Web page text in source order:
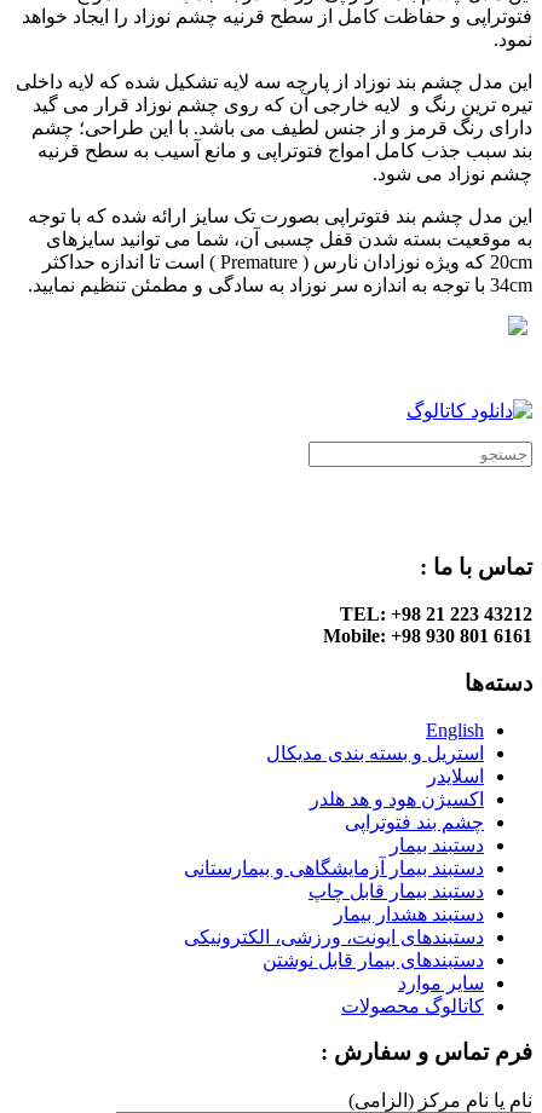
فتوتراپی و حفاظت کامل از سطح قرنیه چشم نوزاد را ایجاد خواهد
نمود.
این مدل چشم بند نوزاد از پارچه سه لایه تشکیل شده که لایه داخلی
تیره ترین رنگ و لایه خارجی آن که روی چشم نوزاد قرار می گید
دارای رنگ قرمز و از جنس لطیف می باشد. با این طراحی؛ چشم
بند سبب جذب کامل امواج فتوتراپی و مانع آسیب به سطح قرنیه
چشم نوزاد می شود.
این مدل چشم بند فتوتراپی بصورت تک سایز ارائه شده که با توجه
به موقعیت بسته شدن قفل چسبی آن، شما می توانید سایزهای
20cm که ویژه نوزادان نارس ( Premature ) است تا اندازه حداکثر
34cm با توجه به اندازه سر نوزاد به سادگی و مطمئن تنظیم نمایید.
تماس با ما :
TEL: +98 21 223 43212
Mobile: +98 930 801 6161
دسته‌ها
English
استریل و بسته بندی مدیکال
اسلایدر
اکسیژن هود و هد هلدر
چشم بند فتوتراپی
دستبند بیمار
دستبند بیمار آزمایشگاهی و بیمارستانی
دستبند بیمار قابل چاپ
دستبند هشدار بیمار
دستبندهای ایونت، ورزشی، الکترونیکی
دستبندهای بیمار قابل نوشتن
سایر موارد
کاتالوگ محصولات
فرم تماس و سفارش :
نام یا نام مرکز (الزامی)